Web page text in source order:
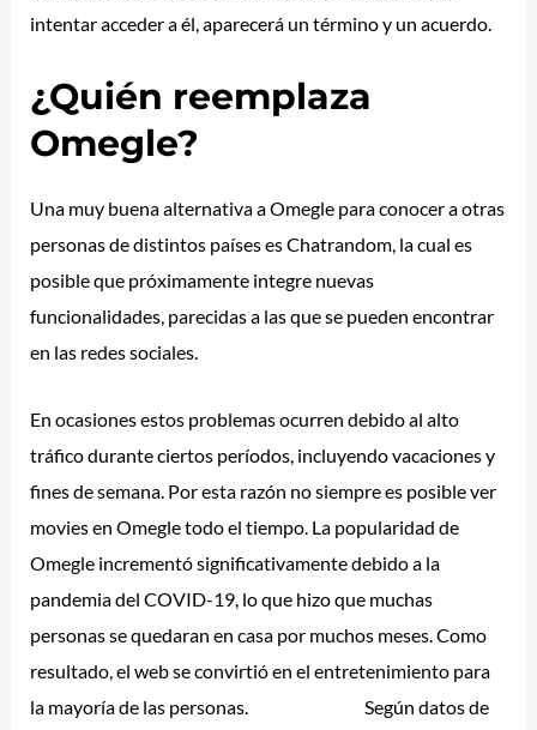
intentar acceder a él, aparecerá un término y un acuerdo.
¿Quién reemplaza
Omegle?
Una muy buena alternativa a Omegle para conocer a otras
personas de distintos países es Chatrandom, la cual es
posible que próximamente integre nuevas
funcionalidades, parecidas a las que se pueden encontrar
en las redes sociales.
En ocasiones estos problemas ocurren debido al alto
tráfico durante ciertos períodos, incluyendo vacaciones y
fines de semana. Por esta razón no siempre es posible ver
movies en Omegle todo el tiempo. La popularidad de
Omegle incrementó significativamente debido a la
pandemia del COVID-19, lo que hizo que muchas
personas se quedaran en casa por muchos meses. Como
resultado, el web se convirtió en el entretenimiento para
la mayoría de las personas.
Según datos de